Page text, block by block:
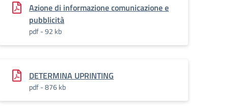
Azione di informazione comunicazione e
pubblicità
pdf - 92 kb
DETERMINA UPRINTING
pdf - 876 kb